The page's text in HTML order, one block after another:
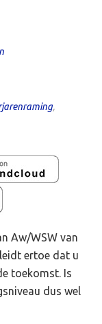
,
Aw/WSW van
ertoe dat u
toekomst. Is
dus wel